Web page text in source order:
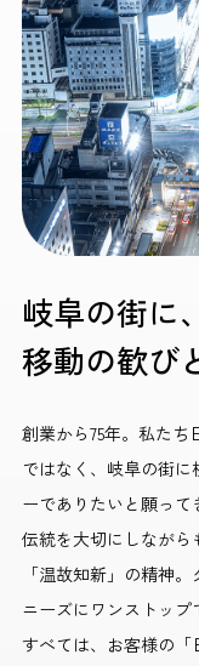
岐阜の街に、
移動の歓び
創業から75年。私た
ではなく、岐阜の街
ーでありたいと願って
伝統を大切にしなが
「温故知新」の精神
ニーズにワンストップ
すべては、お客様の